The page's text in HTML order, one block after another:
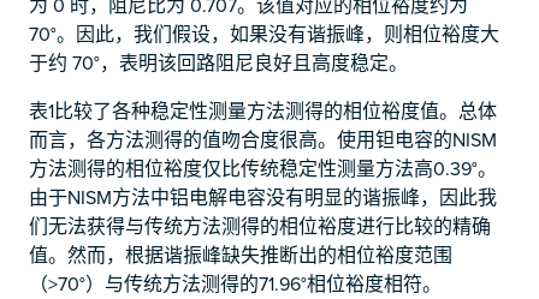
70°。因此，我们假设，如果没有谐振峰，则相位裕度大
于约 70°，表明该回路阻尼良好且高度稳定。
表1比较了各种稳定性测量方法测得的相位裕度值。总体
而言，各方法测得的值吻合度很高。使用钽电容的NISM
方法测得的相位裕度仅比传统稳定性测量方法高0.39°。
由于NISM方法中铝电解电容没有明显的谐振峰，因此我
们无法获得与传统方法测得的相位裕度进行比较的精确
值。然而，根据谐振峰缺失推断出的相位裕度范围
（>70°）与传统方法测得的71.96°相位裕度相符。